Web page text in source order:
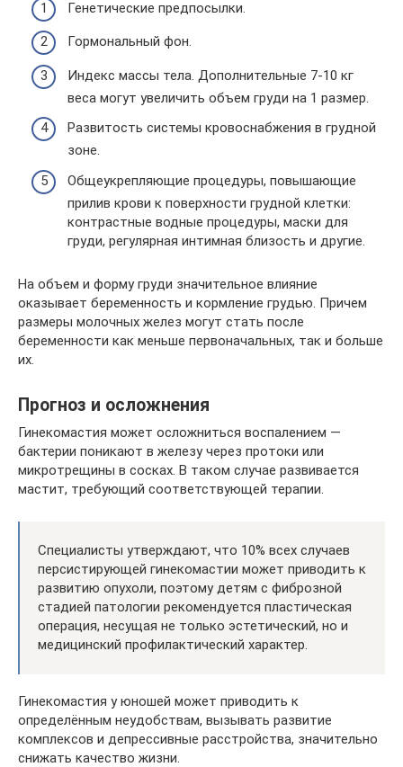
Генетические предпосылки.
Гормональный фон.
Индекс массы тела. Дополнительные 7-10 кг
веса могут увеличить объем груди на 1 размер.
Развитость системы кровоснабжения в грудной
зоне.
Общеукрепляющие процедуры, повышающие
прилив крови к поверхности грудной клетки:
контрастные водные процедуры, маски для
груди, регулярная интимная близость и другие.
На объем и форму груди значительное влияние
оказывает беременность и кормление грудью. Причем
размеры молочных желез могут стать после
беременности как меньше первоначальных, так и больше
их.
Прогноз и осложнения
Гинекомастия может осложниться воспалением —
бактерии поникают в железу через протоки или
микротрещины в сосках. В таком случае развивается
мастит, требующий соответствующей терапии.
Специалисты утверждают, что 10% всех случаев
персистирующей гинекомастии может приводить к
развитию опухоли, поэтому детям с фиброзной
стадией патологии рекомендуется пластическая
операция, несущая не только эстетический, но и
медицинский профилактический характер.
Гинекомастия у юношей может приводить к
определённым неудобствам, вызывать развитие
комплексов и депрессивные расстройства, значительно
снижать качество жизни.